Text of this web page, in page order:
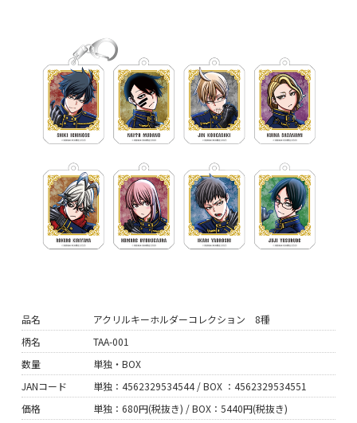
品名
アクリルキーホルダーコレクション 8種
柄名
TAA-001
数量
単独・BOX
JANコード
単独：4562329534544 / BOX ：4562329534551
価格
単独：680円(税抜き) / BOX：5440円(税抜き)